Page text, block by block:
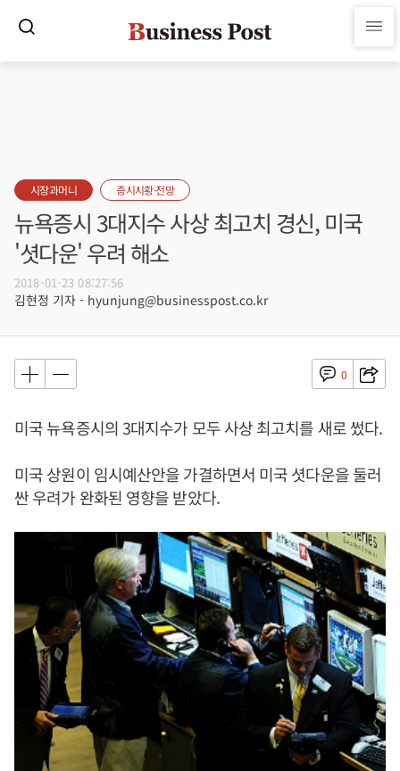
시장과머니 증시시황·전망
뉴욕증시 3대지수 사상 최고치 경신, 미국
'셧다운' 우려 해소
2018-01-23 08:27:56
김현정 기자 - hyunjung@businesspost.co.kr
0
미국 뉴욕증시의 3대지수가 모두 사상 최고치를 새로 썼다.
미국 상원이 임시예산안을 가결하면서 미국 셧다운을 둘러
싼 우려가 완화된 영향을 받았다.